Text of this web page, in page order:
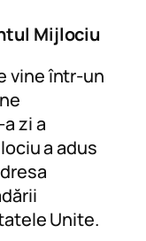
Mijlociu
vine într-un
zi a
a adus
Unite.